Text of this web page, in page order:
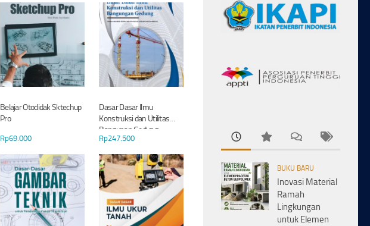
Belajar Otodidak Sktechup
Pro
Rp69.000
Dasar Dasar Ilmu
Konstruksi dan Utilitas
Bangunan Gedung
Rp247.500
BUKU BARU
Inovasi Material
Ramah
Lingkungan
untuk Elemen